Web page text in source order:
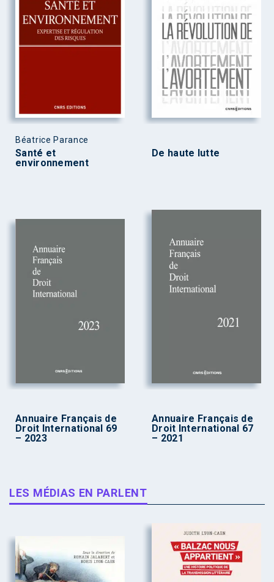
Béatrice Parance
Santé et
environnement
De haute lutte
Annuaire Français de
Droit International 69
– 2023
Annuaire Français de
Droit International 67
– 2021
LES MÉDIAS EN PARLENT